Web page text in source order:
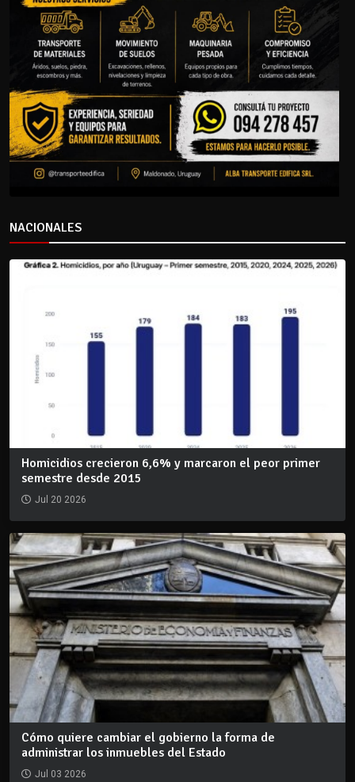
NACIONALES
Homicidios crecieron 6,6% y marcaron el peor primer
semestre desde 2015
Jul 20 2026
Cómo quiere cambiar el gobierno la forma de
administrar los inmuebles del Estado
Jul 03 2026